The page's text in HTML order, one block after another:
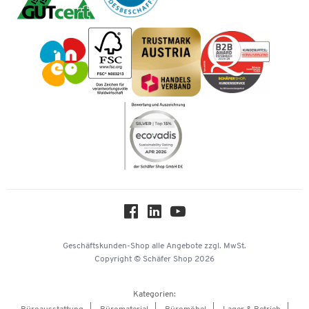
Tinte / Toner
Geschichte
Impressum
Karriere
Kataloge
Mastercard
Geschäftskunden-Shop alle Angebote zzgl. MwSt.
Copyright © Schäfer Shop 2026
Kategorien: